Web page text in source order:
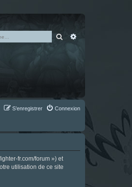
Rechercher
Connexion
S’enregistrer
fr.com/forum ») et
utilisation de ce site